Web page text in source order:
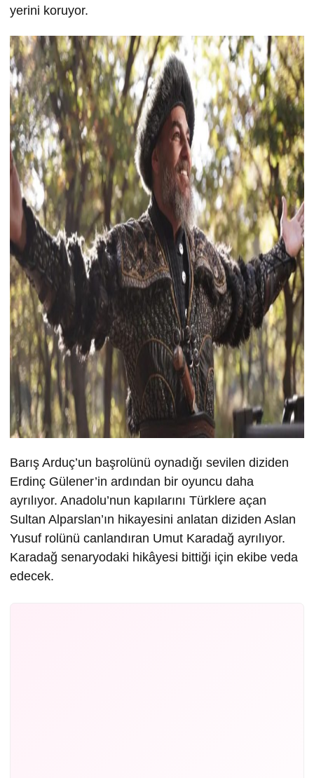
yerini koruyor.
Barış Arduç’un başrolünü oynadığı sevilen diziden
Erdinç Gülener’in ardından bir oyuncu daha
ayrılıyor. Anadolu’nun kapılarını Türklere açan
Sultan Alparslan’ın hikayesini anlatan diziden Aslan
Yusuf rolünü canlandıran Umut Karadağ ayrılıyor.
Karadağ senaryodaki hikâyesi bittiği için ekibe veda
edecek.